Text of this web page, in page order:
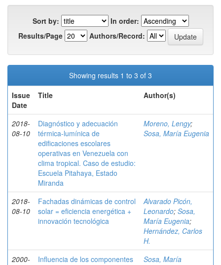
Sort by:
In order:
Results/Page
Authors/Record:
Showing results 1 to 3 of 3
Issue
Date
Title Author(s)
2018-
08-10
Diagnóstico y adecuación
térmica-lumínica de
edificaciones escolares
operativas en Venezuela con
clima tropical. Caso de estudio:
Escuela Pitahaya, Estado
Miranda
Moreno, Lengy;
Sosa, María Eugenia
2018-
08-10
Fachadas dinámicas de control
solar = eficiencia energética +
innovación tecnológica
Alvarado Picón,
Leonardo; Sosa,
María Eugenia;
Hernández, Carlos
H.
2000-
Influencia de los componentes
Sosa, María